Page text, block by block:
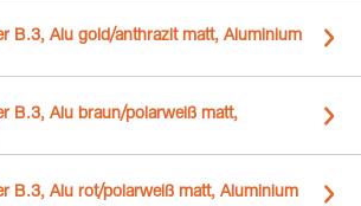
B.3, Alu gold/anthrazit matt, Aluminium
B.3, Alu braun/polarweiß matt,
B.3, Alu rot/polarweiß matt, Aluminium